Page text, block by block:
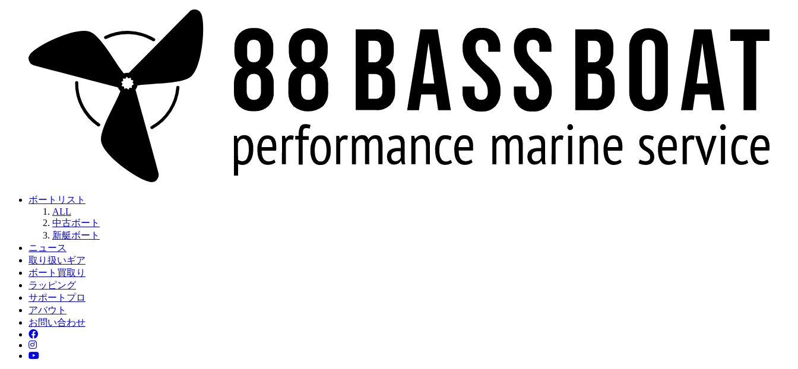
ボートリスト
ALL
中古ボート
新艇ボート
ニュース
取り扱いギア
ボート買取り
ラッピング
サポートプロ
アバウト
お問い合わせ